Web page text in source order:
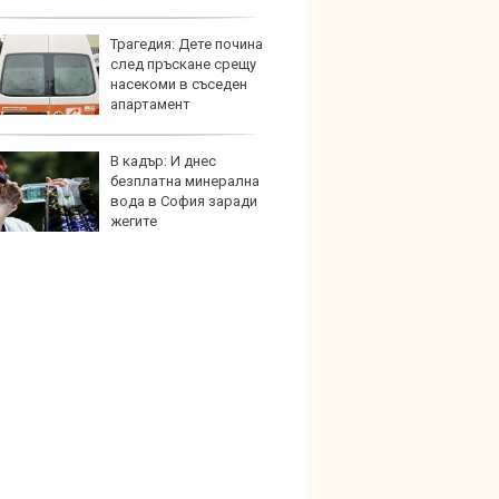
Трагедия: Дете почина
след пръскане срещу
насекоми в съседен
апартамент
В кадър: И днес
безплатна минерална
вода в София заради
жегите